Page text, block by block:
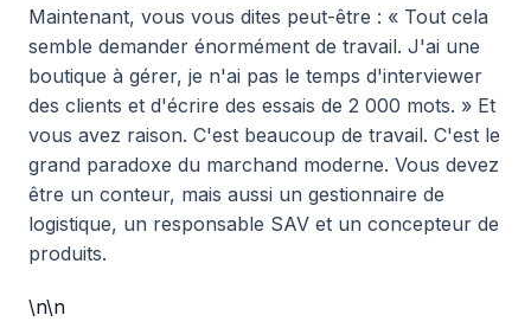
Maintenant, vous vous dites peut-être : « Tout cela
semble demander énormément de travail. J'ai une
boutique à gérer, je n'ai pas le temps d'interviewer
des clients et d'écrire des essais de 2 000 mots. » Et
vous avez raison. C'est beaucoup de travail. C'est le
grand paradoxe du marchand moderne. Vous devez
être un conteur, mais aussi un gestionnaire de
logistique, un responsable SAV et un concepteur de
produits.
\n\n